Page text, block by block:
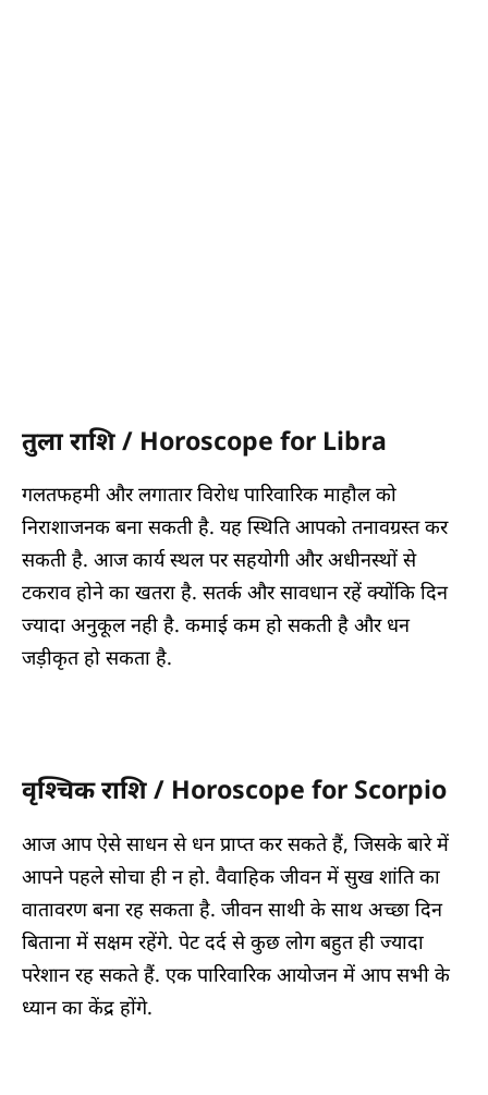
तुला राशि / Horoscope for Libra
गलतफहमी और लगातार विरोध पारिवारिक माहौल को
निराशाजनक बना सकती है. यह स्थिति आपको तनावग्रस्त कर
सकती है. आज कार्य स्थल पर सहयोगी और अधीनस्थों से
टकराव होने का खतरा है. सतर्क और सावधान रहें क्योंकि दिन
ज्यादा अनुकूल नही है. कमाई कम हो सकती है और धन
जड़ीकृत हो सकता है.
वृश्चिक राशि / Horoscope for Scorpio
आज आप ऐसे साधन से धन प्राप्त कर सकते हैं, जिसके बारे में
आपने पहले सोचा ही न हो. वैवाहिक जीवन में सुख शांति का
वातावरण बना रह सकता है. जीवन साथी के साथ अच्छा दिन
बिताना में सक्षम रहेंगे. पेट दर्द से कुछ लोग बहुत ही ज्यादा
परेशान रह सकते हैं. एक पारिवारिक आयोजन में आप सभी के
ध्यान का केंद्र होंगे.